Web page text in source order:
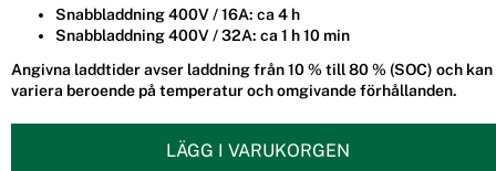
Snabbladdning 400V / 16A: ca 4 h
Snabbladdning 400V / 32A: ca 1 h 10 min
Angivna laddtider avser laddning från 10 % till 80 % (SOC) och kan
variera beroende på temperatur och omgivande förhållanden.
LÄGG I VARUKORGEN